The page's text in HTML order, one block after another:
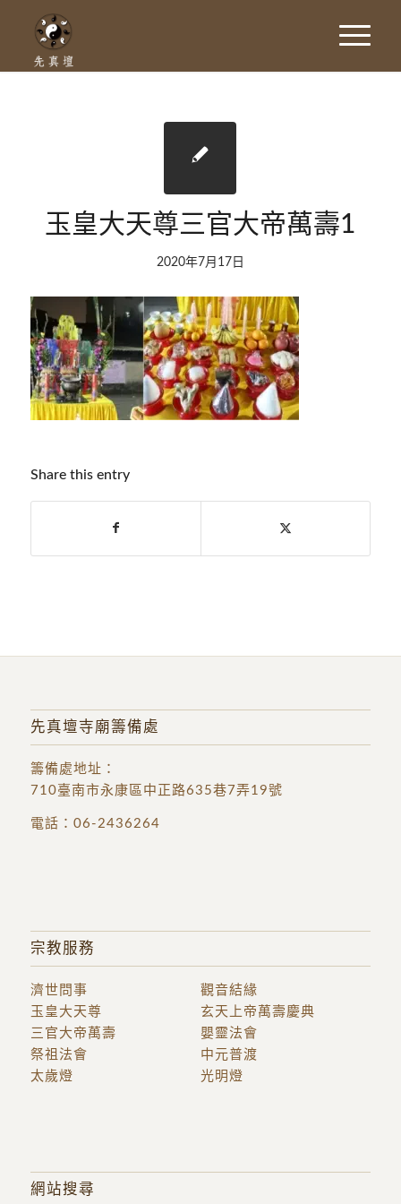
玉皇大天尊三官大帝萬壽1
2020年7月17日
Share this entry
先真壇寺廟籌備處
籌備處地址 ：
710臺南市永康區中正路635巷7弄19號
電話： 06-2436264
宗教服務
濟世問事
觀音結緣
玉皇大天尊
三官大帝萬壽
玄天上帝萬壽慶典
嬰靈法會
祭祖法會
中元普渡
太歲燈
光明燈
網站搜尋